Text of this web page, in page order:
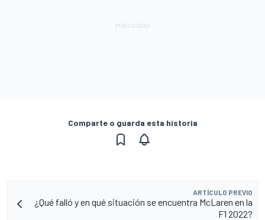
Comparte o guarda esta historia
ARTÍCULO PREVIO
¿Qué falló y en qué situación se encuentra McLaren en la
F1 2022?